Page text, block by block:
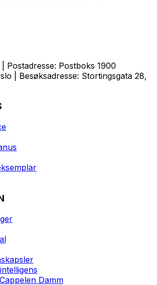
| Postadresse: Postboks 1900
| Besøksadresse: Stortingsgata 28,
Damm